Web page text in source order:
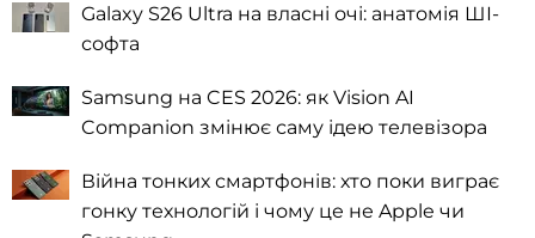
Galaxy S26 Ultra на власні очі: анатомія ШІ-
софта
Samsung на CES 2026: як Vision AI
Companion змінює саму ідею телевізора
Війна тонких смартфонів: хто поки виграє
гонку технологій і чому це не Apple чи